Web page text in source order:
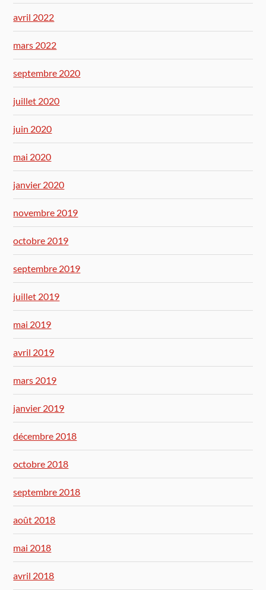
avril 2022
mars 2022
septembre 2020
juillet 2020
juin 2020
mai 2020
janvier 2020
novembre 2019
octobre 2019
septembre 2019
juillet 2019
mai 2019
avril 2019
mars 2019
janvier 2019
décembre 2018
octobre 2018
septembre 2018
août 2018
mai 2018
avril 2018